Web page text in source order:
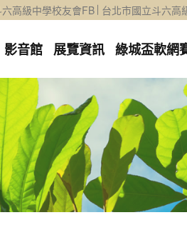
高級中學校友會FB 台北市國立斗六高
影音館 展覽資訊 綠城盃軟網